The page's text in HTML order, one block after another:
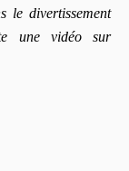
le divertissement
une vidéo sur